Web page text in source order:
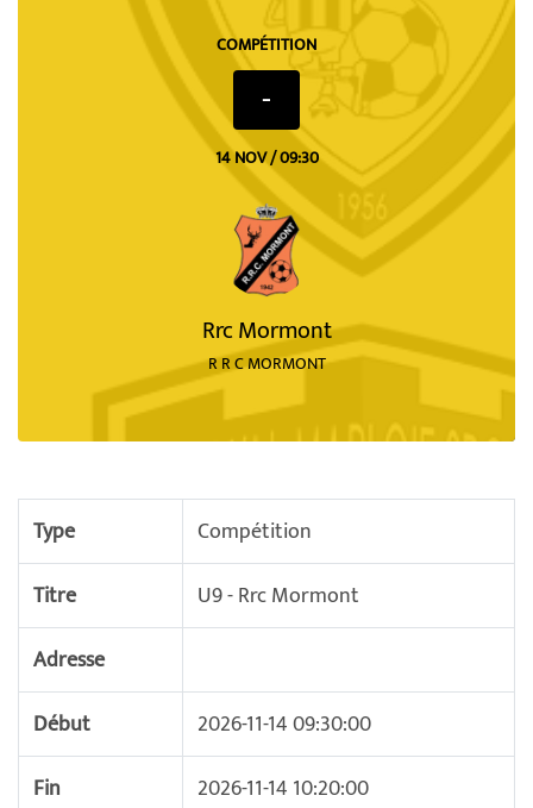
COMPÉTITION
-
14 NOV / 09:30
Rrc Mormont
R R C MORMONT
Type
Compétition
Titre
U9 - Rrc Mormont
Adresse
Début
2026-11-14 09:30:00
Fin
2026-11-14 10:20:00